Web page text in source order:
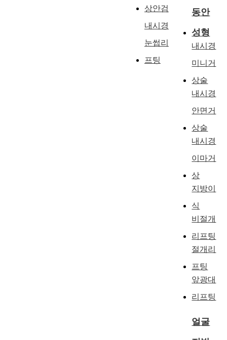
상안검
내시경
눈썹리
프팅
동안
성형
내시경
미니거
상술
내시경
안면거
상술
내시경
이마거
상
지방이
식
비절개
리프팅
절개리
프팅
앞광대
리프팅
얼굴